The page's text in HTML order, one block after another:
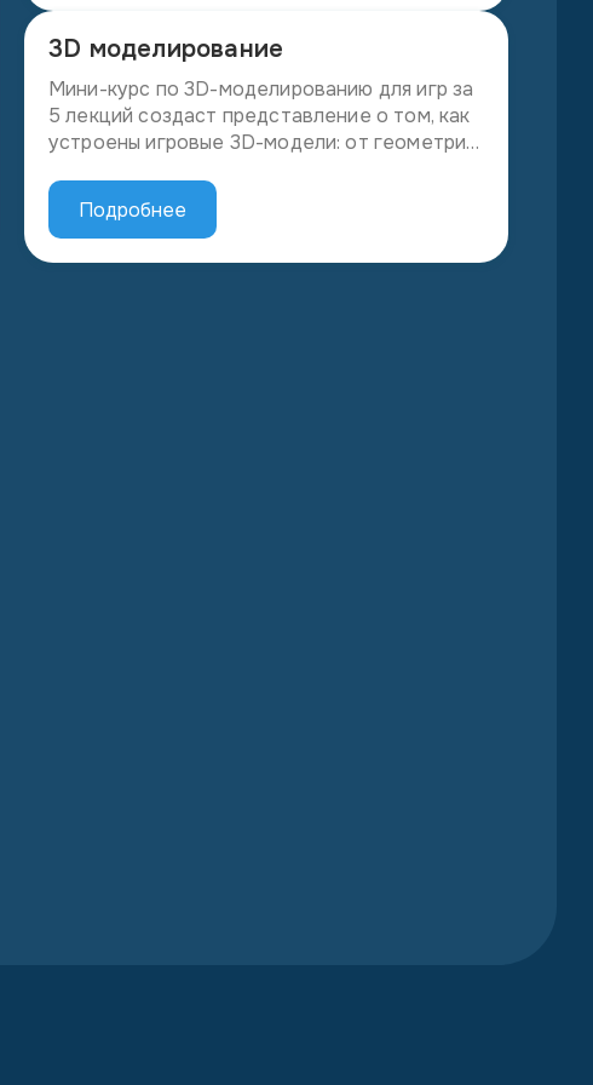
искусственного интеллекта.
3D моделирование
Мини-курс по 3D-моделированию для игр за
5 лекций создаст представление о том, как
устроены игровые 3D-модели: от геометрии
рассмотрены существующие способы
представления 3D в компьютерной графике
Подробнее